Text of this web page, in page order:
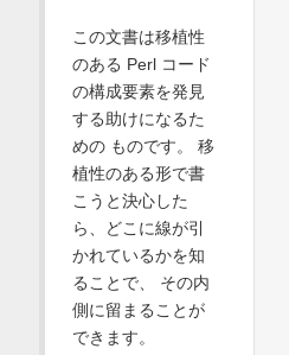
この文書は移植性
のある Perl コード
の構成要素を発見
する助けになるた
めの ものです。 移
植性のある形で書
こうと決心した
ら、どこに線が引
かれているかを知
ることで、 その内
側に留まることが
できます。